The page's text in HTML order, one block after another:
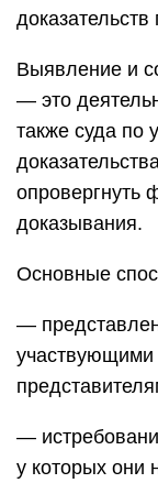
Выявление и
— это
также суда по
опровергнуть
доказывания.
Основные
—
—
у которых они